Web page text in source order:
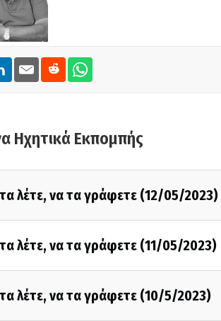
Ηχητικά Εκπομπής
λέτε, να τα γράφετε (12/05/2023)
λέτε, να τα γράφετε (11/05/2023)
λέτε, να τα γράφετε (10/5/2023)